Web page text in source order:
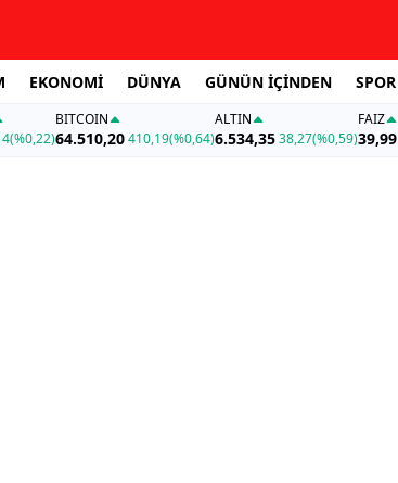
EKONOMİ DÜNYA GÜNÜN İÇİNDEN SPOR
(%0,22)
BITCOIN
64.510,20410,19(%0,64)
ALTIN
6.534,3538,27(%0,59)
FAİZ
39,99